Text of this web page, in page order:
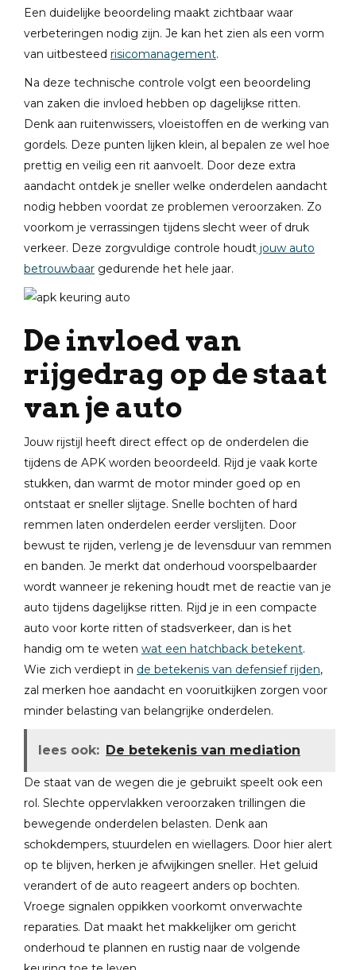
Een duidelijke beoordeling maakt zichtbaar waar
verbeteringen nodig zijn. Je kan het zien als een vorm
van uitbesteed risicomanagement.
Na deze technische controle volgt een beoordeling
van zaken die invloed hebben op dagelijkse ritten.
Denk aan ruitenwissers, vloeistoffen en de werking van
gordels. Deze punten lijken klein, al bepalen ze wel hoe
prettig en veilig een rit aanvoelt. Door deze extra
aandacht ontdek je sneller welke onderdelen aandacht
nodig hebben voordat ze problemen veroorzaken. Zo
voorkom je verrassingen tijdens slecht weer of druk
verkeer. Deze zorgvuldige controle houdt jouw auto
betrouwbaar gedurende het hele jaar.
De invloed van
rijgedrag op de staat
van je auto
Jouw rijstijl heeft direct effect op de onderdelen die
tijdens de APK worden beoordeeld. Rijd je vaak korte
stukken, dan warmt de motor minder goed op en
ontstaat er sneller slijtage. Snelle bochten of hard
remmen laten onderdelen eerder verslijten. Door
bewust te rijden, verleng je de levensduur van remmen
en banden. Je merkt dat onderhoud voorspelbaarder
wordt wanneer je rekening houdt met de reactie van je
auto tijdens dagelijkse ritten. Rijd je in een compacte
auto voor korte ritten of stadsverkeer, dan is het
handig om te weten wat een hatchback betekent.
Wie zich verdiept in de betekenis van defensief rijden,
zal merken hoe aandacht en vooruitkijken zorgen voor
minder belasting van belangrijke onderdelen.
lees ook: De betekenis van mediation
De staat van de wegen die je gebruikt speelt ook een
rol. Slechte oppervlakken veroorzaken trillingen die
bewegende onderdelen belasten. Denk aan
schokdempers, stuurdelen en wiellagers. Door hier alert
op te blijven, herken je afwijkingen sneller. Het geluid
verandert of de auto reageert anders op bochten.
Vroege signalen oppikken voorkomt onverwachte
reparaties. Dat maakt het makkelijker om gericht
onderhoud te plannen en rustig naar de volgende